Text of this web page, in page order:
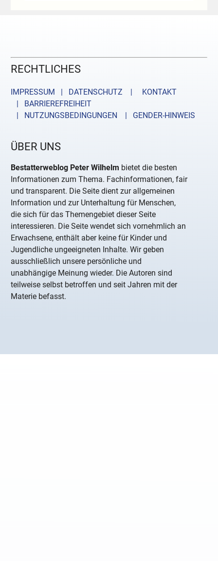
RECHTLICHES
IMPRESSUM | DATENSCHUTZ |
KONTAKT
| BARRIEREFREIHEIT
| NUTZUNGSBEDINGUNGEN
| GENDER-HINWEIS
ÜBER UNS
Bestatterweblog Peter Wilhelm bietet die besten
Informationen zum Thema. Fachinformationen, fair
und transparent. Die Seite dient zur allgemeinen
Information und zur Unterhaltung für Menschen,
die sich für das Themengebiet dieser Seite
interessieren. Die Seite wendet sich vornehmlich an
Erwachsene, enthält aber keine für Kinder und
Jugendliche ungeeigneten Inhalte. Wir geben
ausschließlich unsere persönliche und
unabhängige Meinung wieder. Die Autoren sind
teilweise selbst betroffen und seit Jahren mit der
Materie befasst.